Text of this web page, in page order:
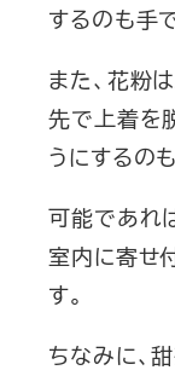
するのも手
また、花粉
先で上着を
うにするの
可能であれ
室内に寄せ
す。
ちなみに、